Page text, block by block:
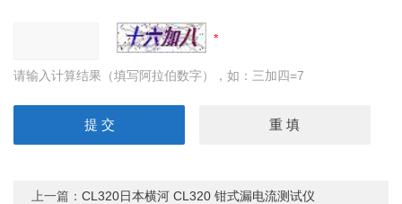
请输入计算结果（填写阿拉伯数字），如：三加四=7
上一篇：CL320日本横河 CL320 钳式漏电流测试仪